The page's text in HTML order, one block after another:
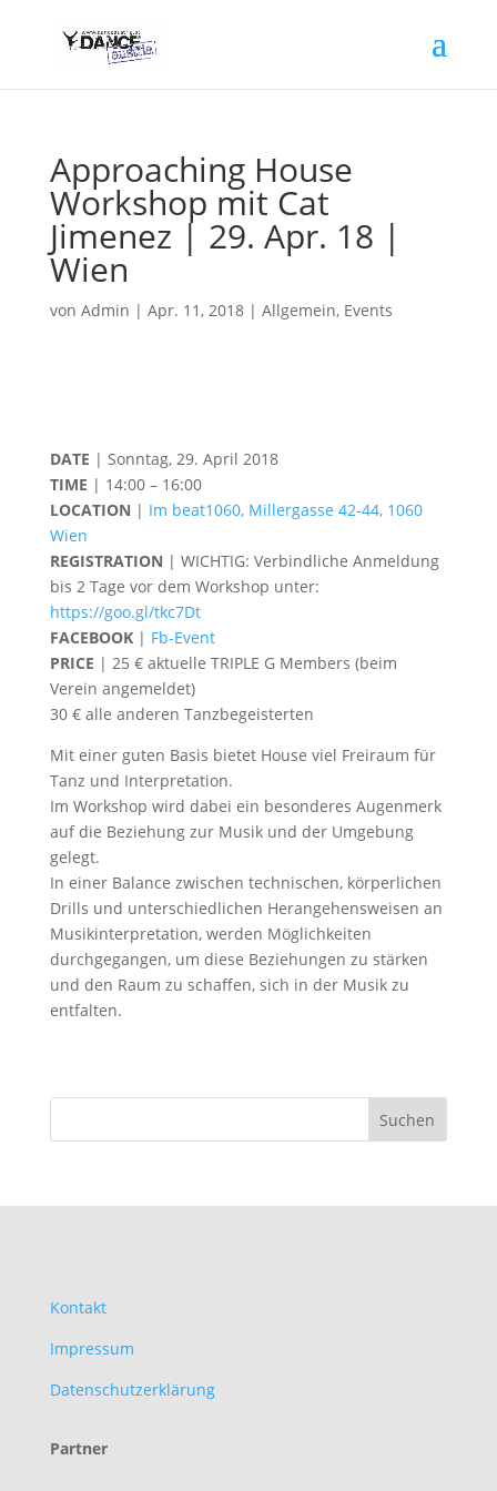
Approaching House
Workshop mit Cat
Jimenez | 29. Apr. 18 |
Wien
von Admin | Apr. 11, 2018| Allgemein, Events
DATE | Sonntag, 29. April 2018
TIME | 14:00 – 16:00
LOCATION | Im beat1060, Millergasse 42-44, 1060
Wien
REGISTRATION | WICHTIG: Verbindliche Anmeldung
bis 2 Tage vor dem Workshop unter:
https://goo.gl/tkc7Dt
FACEBOOK| Fb-Event
PRICE | 25 € aktuelle TRIPLE G Members (beim
Verein angemeldet)
30 € alle anderen Tanzbegeisterten
Mit einer guten Basis bietet House viel Freiraum für
Tanz und Interpretation.
Im Workshop wird dabei ein besonderes Augenmerk
auf die Beziehung zur Musik und der Umgebung
gelegt.
In einer Balance zwischen technischen, körperlichen
Drills und unterschiedlichen Herangehensweisen an
Musikinterpretation, werden Möglichkeiten
durchgegangen, um diese Beziehungen zu stärken
und den Raum zu schaffen, sich in der Musik zu
entfalten.
Kontakt
Impressum
Datenschutzerklärung
Partner